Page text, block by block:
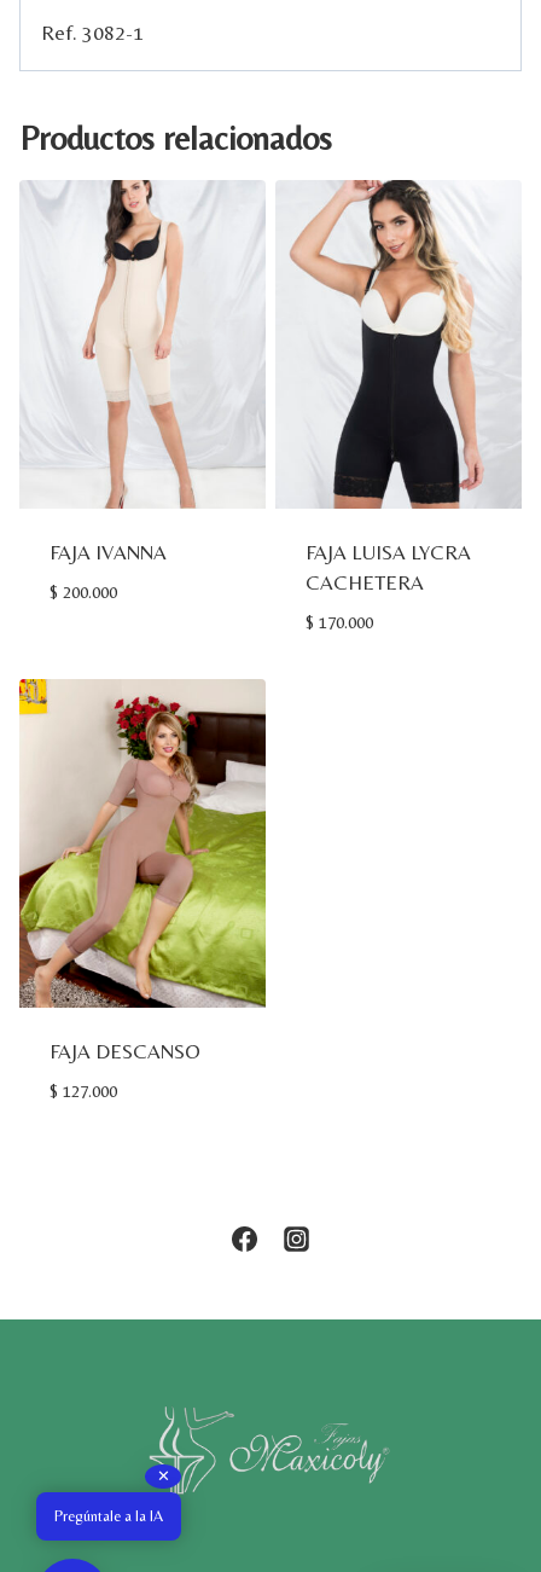
Ref. 3082-1
Productos relacionados
FAJA IVANNA
$ 200.000
FAJA LUISA LYCRA
CACHETERA
$ 170.000
FAJA DESCANSO
$ 127.000
✕
Pregúntale a la IA